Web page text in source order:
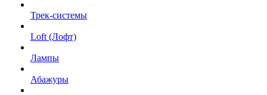
Трек-системы
Loft (Лофт)
Лампы
Абажуры